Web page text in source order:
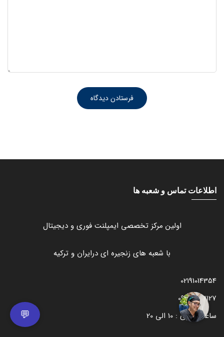
اطلاعات تماس و شعبه ها
اولین مرکز تخصصی ایمپلنت فوری و دیجیتال
با شعبه های زنجیره ای درایران و ترکیه
02191014354
09375811127
ساعات کاری : 10 الی 20
💬